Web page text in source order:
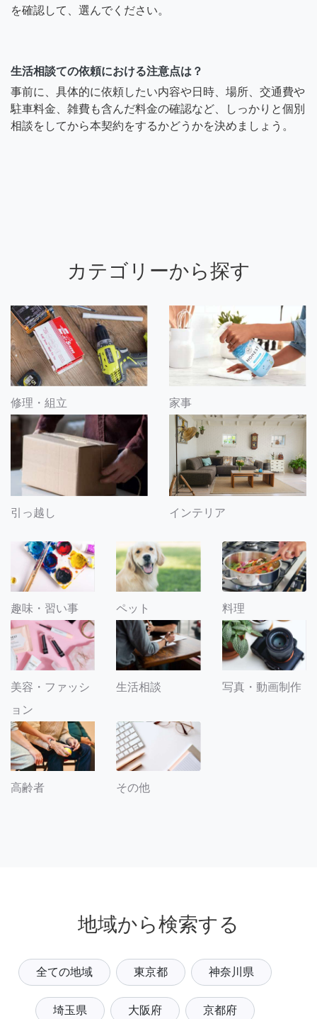
を確認して、選んでください。
生活相談ての依頼における注意点は？
事前に、具体的に依頼したい内容や日時、場所、交通費や
駐車料金、雑費も含んだ料金の確認など、しっかりと個別
相談をしてから本契約をするかどうかを決めましょう。
カテゴリーから探す
修理・組立 家事
引っ越し インテリア
趣味・習い事 ペット 料理
美容・ファッシ
ョン
生活相談 写真・動画制作
高齢者 その他
地域から検索する
全ての地域 東京都 神奈川県
埼玉県 大阪府 京都府